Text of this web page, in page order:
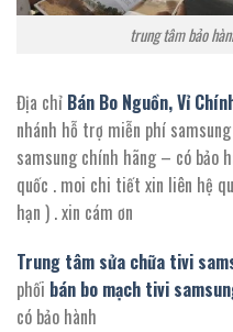
trung tâm bảo
Địa chỉ Bán Bo Nguồn, Vỉ
nhánh hỗ trợ miễn phí
samsung chính hãng – có bảo
quốc . moi chi tiết xin liên hệ
hạn ) . xin cám ơn
Trung tâm sửa chữa tivi
phối bán bo mạch tivi
có bảo hành